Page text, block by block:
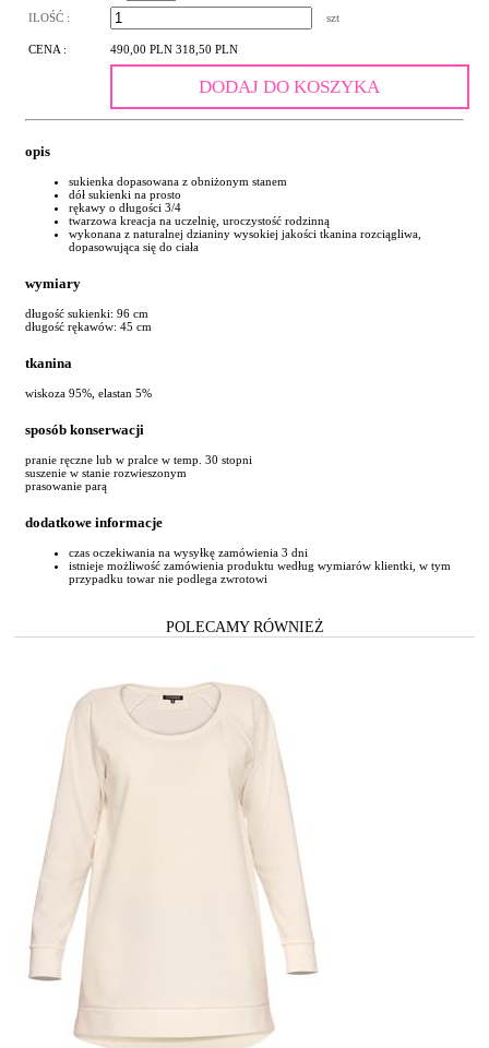
ILOŚĆ : szt
CENA : 490,00 PLN 318,50 PLN
DODAJ DO KOSZYKA
opis
sukienka dopasowana z obniżonym stanem
dół sukienki na prosto
rękawy o długości 3/4
twarzowa kreacja na uczelnię, uroczystość rodzinną
wykonana z naturalnej dzianiny wysokiej jakości tkanina rozciągliwa,
dopasowująca się do ciała
wymiary
długość sukienki: 96 cm
długość rękawów: 45 cm
tkanina
wiskoza 95%, elastan 5%
sposób konserwacji
pranie ręczne lub w pralce w temp. 30 stopni
suszenie w stanie rozwieszonym
prasowanie parą
dodatkowe informacje
czas oczekiwania na wysyłkę zamówienia 3 dni
istnieje możliwość zamówienia produktu według wymiarów klientki, w tym
przypadku towar nie podlega zwrotowi
POLECAMY RÓWNIEŻ